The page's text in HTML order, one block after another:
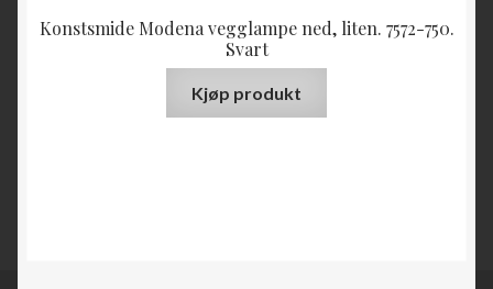
Konstsmide Modena vegglampe ned, liten. 7572-750.
Svart
Kjøp produkt